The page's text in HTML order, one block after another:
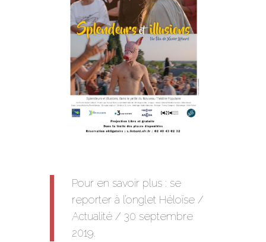
Pour en savoir plus : se
reporter à l’onglet Héloïse /
Actualité / 30 septembre
2019.